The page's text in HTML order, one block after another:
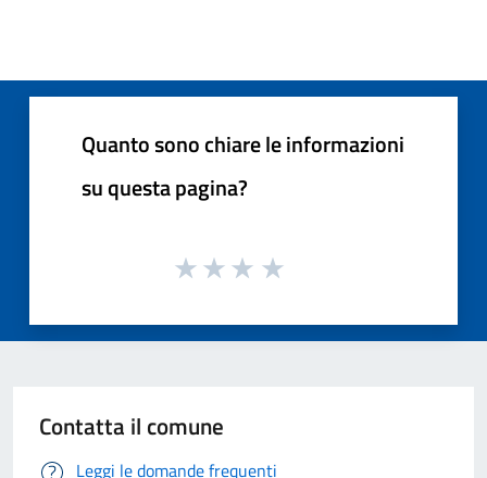
Quanto sono chiare le informazioni
su questa pagina?
Contatta il comune
Leggi le domande frequenti